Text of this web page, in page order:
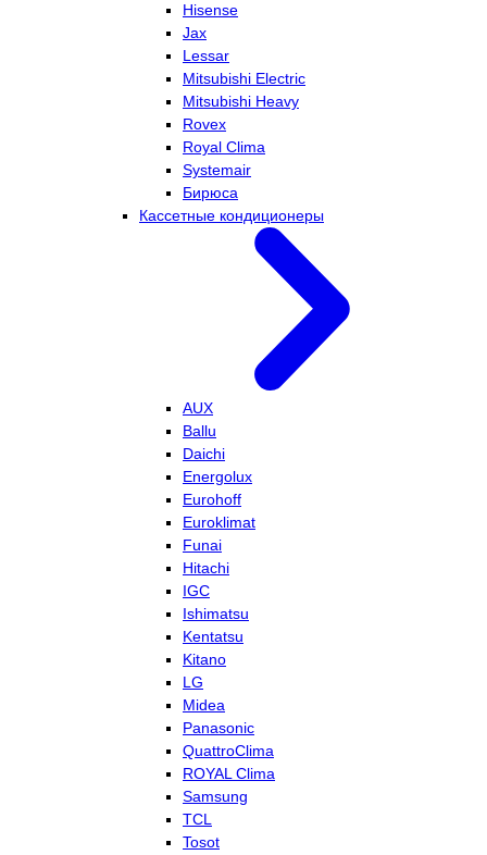
Hisense
Jax
Lessar
Mitsubishi Electric
Mitsubishi Heavy
Rovex
Royal Clima
Systemair
Бирюса
Кассетные кондиционеры
AUX
Ballu
Daichi
Energolux
Eurohoff
Euroklimat
Funai
Hitachi
IGC
Ishimatsu
Kentatsu
Kitano
LG
Midea
Panasonic
QuattroClima
ROYAL Clima
Samsung
TCL
Tosot